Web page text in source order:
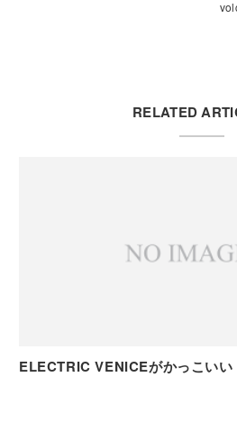
RELATED
ELECTRIC VENICEがかっこいい